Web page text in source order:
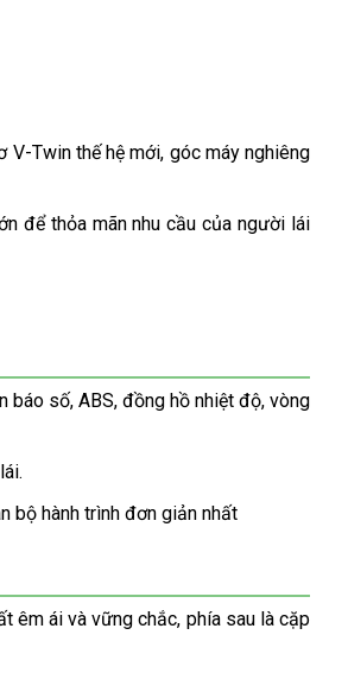
Twin thế hệ mới, góc máy nghiêng
để thỏa mãn nhu cầu của người lái
báo số, ABS, đồng hồ nhiệt độ, vòng
bộ hành trình đơn giản nhất
êm ái và vững chắc, phía sau là cặp